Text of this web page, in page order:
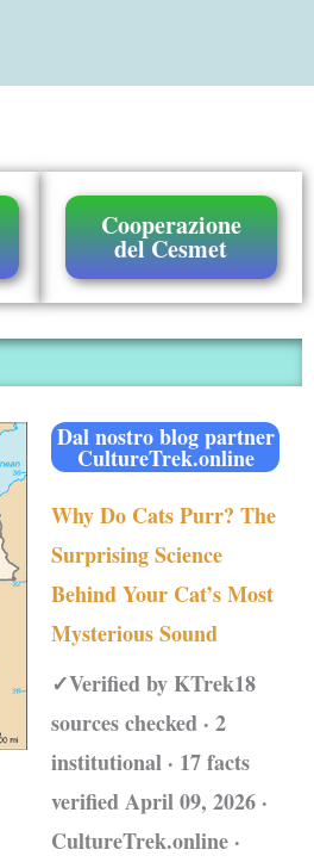
Cooperazione
del Cesmet
Dal nostro blog partner
CultureTrek.online
Why Do Cats Purr? The
Surprising Science
Behind Your Cat’s Most
Mysterious Sound
✓Verified by KTrek18
sources checked · 2
institutional · 17 facts
verified April 09, 2026 ·
CultureTrek.online ·